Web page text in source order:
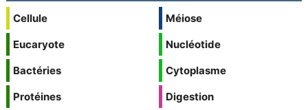
Cellule
Eucaryote
Bactéries
Protéines
Méiose
Nucléotide
Cytoplasme
Digestion